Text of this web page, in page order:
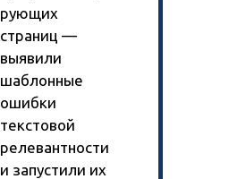
рующих
страниц —
выявили
шаблонные
ошибки
текстовой
релевантности
и запустили их